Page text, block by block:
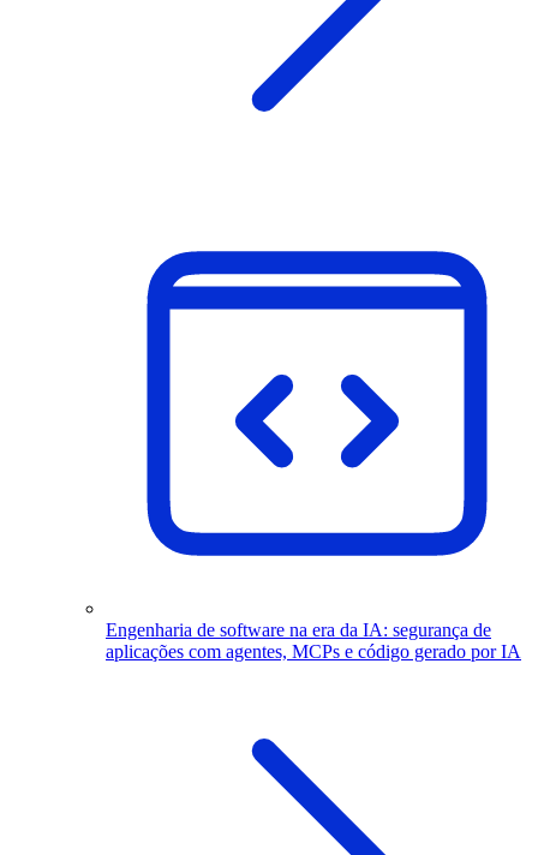
Engenharia de software na era da IA: segurança de
aplicações com agentes, MCPs e código gerado por IA